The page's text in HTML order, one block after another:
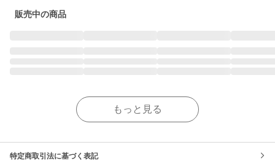
販売中の商品
もっと見る
特定商取引法に基づく表記